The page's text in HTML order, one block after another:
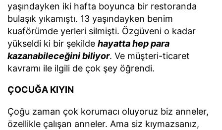
yaşındayken iki hafta boyunca bir restoranda
bulaşık yıkamıştı. 13 yaşındayken benim
kuaförümde yerleri silmişti. Özgüveni o kadar
yükseldi ki bir şekilde hayatta hep para
kazanabileceğini biliyor. Ve müşteri-ticaret
kavramı ile ilgili de çok şey öğrendi.
ÇOCUĞA KIYIN
Çoğu zaman çok korumacı oluyoruz biz anneler,
özellikle çalışan anneler. Ama siz kıymazsanız,